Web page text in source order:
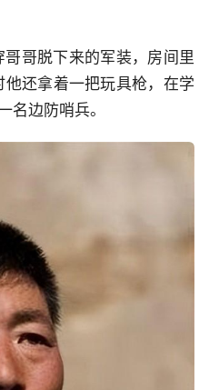
哥脱下来的军装，房间里
还拿着一把玩具枪，在学
名边防哨兵。